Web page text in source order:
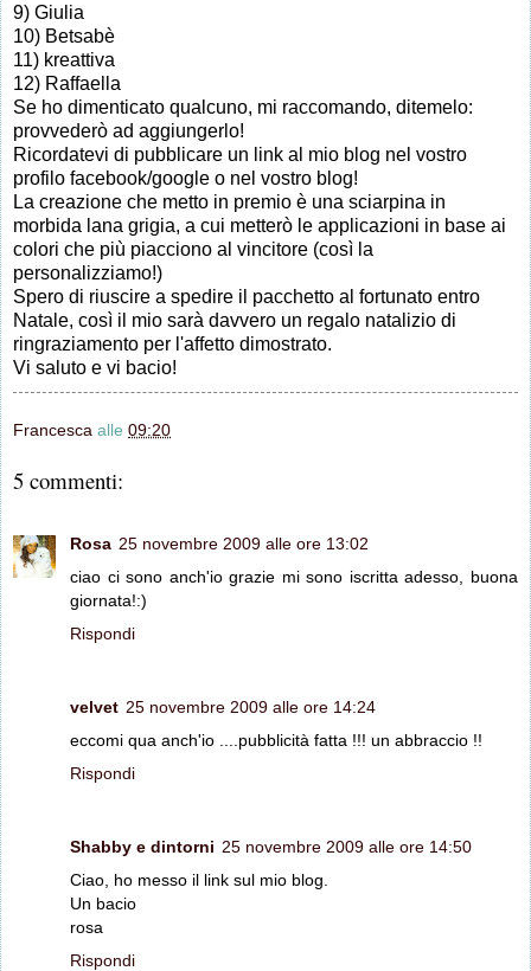
9) Giulia
10) Betsabè
11) kreattiva
12) Raffaella
Se ho dimenticato qualcuno, mi raccomando, ditemelo:
provvederò ad aggiungerlo!
Ricordatevi di pubblicare un link al mio blog nel vostro
profilo facebook/google o nel vostro blog!
La creazione che metto in premio è una sciarpina in
morbida lana grigia, a cui metterò le applicazioni in base ai
colori che più piacciono al vincitore (così la
personalizziamo!)
Spero di riuscire a spedire il pacchetto al fortunato entro
Natale, così il mio sarà davvero un regalo natalizio di
ringraziamento per l'affetto dimostrato.
Vi saluto e vi bacio!
Francesca alle 09:20
5 commenti:
Rosa 25 novembre 2009 alle ore 13:02
ciao ci sono anch'io grazie mi sono iscritta adesso, buona
giornata!:)
Rispondi
velvet 25 novembre 2009 alle ore 14:24
eccomi qua anch'io ....pubblicità fatta !!! un abbraccio !!
Rispondi
Shabby e dintorni 25 novembre 2009 alle ore 14:50
Ciao, ho messo il link sul mio blog.
Un bacio
rosa
Rispondi